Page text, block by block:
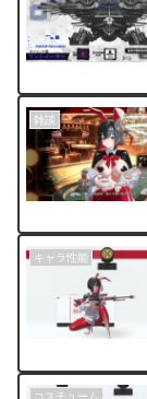
雑談
キャラ性能
コスチューム